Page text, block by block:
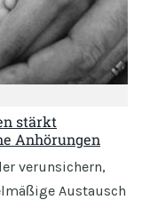
stärkt
Anhörungen
verunsichern,
Austausch